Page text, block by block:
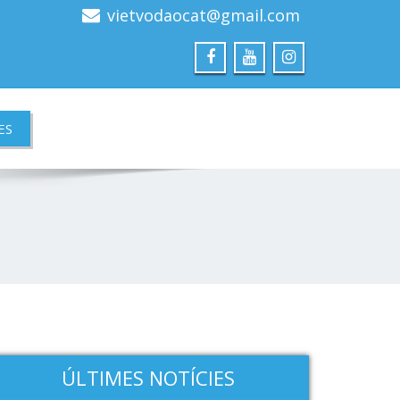
vietvodaocat@gmail.com
ÚLTIMES NOTÍCIES